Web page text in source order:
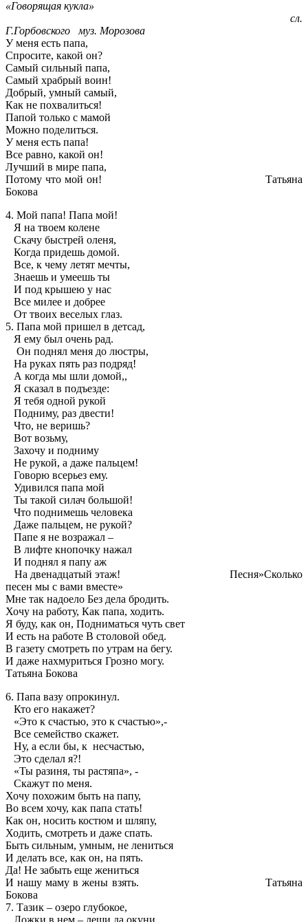
«Говорящая кукла»
сл.
Г.Горбовского муз. Морозова
У меня есть папа,
Спросите, какой он?
Самый сильный папа,
Самый храбрый воин!
Добрый, умный самый,
Как не похвалиться!
Папой только с мамой
Можно поделиться.
У меня есть папа!
Все равно, какой он!
Лучший в мире папа,
Потому что мой он! Татьяна
Бокова
4. Мой папа! Папа мой!
Я на твоем колене
Скачу быстрей оленя,
Когда придешь домой.
Все, к чему летят мечты,
Знаешь и умеешь ты
И под крышею у нас
Все милее и добрее
От твоих веселых глаз.
5. Папа мой пришел в детсад,
Я ему был очень рад.
Он поднял меня до люстры,
На руках пять раз подряд!
А когда мы шли домой,,
Я сказал в подъезде:
Я тебя одной рукой
Подниму, раз двести!
Что, не веришь?
Вот возьму,
Захочу и подниму
Не рукой, а даже пальцем!
Говорю всерьез ему.
Удивился папа мой
Ты такой силач большой!
Что поднимешь человека
Даже пальцем, не рукой?
Папе я не возражал –
В лифте кнопочку нажал
И поднял я папу аж
На двенадцатый этаж! Песня»Сколько
песен мы с вами вместе»
Мне так надоело Без дела бродить.
Хочу на работу, Как папа, ходить.
Я буду, как он, Подниматься чуть свет
И есть на работе В столовой обед.
В газету смотреть по утрам на бегу.
И даже нахмуриться Грозно могу.
Татьяна Бокова
6. Папа вазу опрокинул.
Кто его накажет?
«Это к счастью, это к счастью»,-
Все семейство скажет.
Ну, а если бы, к несчастью,
Это сделал я?!
«Ты разиня, ты растяпа», -
Скажут по меня.
Хочу похожим быть на папу,
Во всем хочу, как папа стать!
Как он, носить костюм и шляпу,
Ходить, смотреть и даже спать.
Быть сильным, умным, не лениться
И делать все, как он, на пять.
Да! Не забыть еще жениться
И нашу маму в жены взять. Татьяна
Бокова
7. Тазик – озеро глубокое,